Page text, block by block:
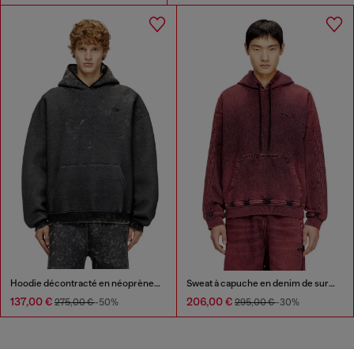
Hoodie décontracté en néoprène avec effet marbré
137,00 € 275,00 €-50%
Sweat à capuche en denim de survêtement indigo avec logo
206,00 € 295,00 €-30%